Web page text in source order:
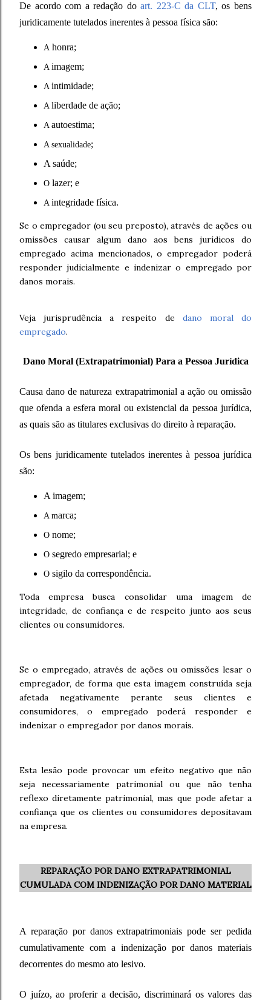
De acordo com a redação doart. 223-C da CLT, os bens
juridicamente tutelados inerentes à pessoa física são:
A honra;
A imagem;
A intimidade;
A liberdade de ação;
A autoestima;
A sexualidade;
A saúde;
O lazer; e
A integridade física.
Se o empregador (ou seu preposto), através de ações ou
omissões causar algum dano aos bens jurídicos do
empregado acima mencionados, o empregador poderá
responder judicialmente e indenizar o empregado por
danos morais.
Veja jurisprudência a respeito de dano moral do
empregado.
Dano Moral (Extrapatrimonial) Para a Pessoa Jurídica
Causa dano de natureza extrapatrimonial a ação ou omissão
que ofenda a esfera moral ou existencial da pessoa jurídica,
as quais são as titulares exclusivas do direito à reparação.
Os bens juridicamente tutelados inerentes à pessoa jurídica
são:
A imagem;
A marca;
O nome;
O segredo empresarial; e
O sigilo da correspondência.
Toda empresa busca consolidar uma imagem de
integridade, de confiança e de respeito junto aos seus
clientes ou consumidores.
Se o empregado, através de ações ou omissões lesar o
empregador, de forma que esta imagem construída seja
afetada negativamente perante seus clientes e
consumidores, o empregado poderá responder e
indenizar o empregador por danos morais.
Esta lesão pode provocar um efeito negativo que não
seja necessariamente patrimonial ou que não tenha
reflexo diretamente patrimonial, mas que pode afetar a
confiança que os clientes ou consumidores depositavam
na empresa.
REPARAÇÃO POR DANO EXTRAPATRIMONIAL
CUMULADA COM INDENIZAÇÃO POR DANO MATERIAL
A reparação por danos extrapatrimoniais pode ser pedida
cumulativamente com a indenização por danos materiais
decorrentes do mesmo ato lesivo.
O juízo, ao proferir a decisão, discriminará os valores das